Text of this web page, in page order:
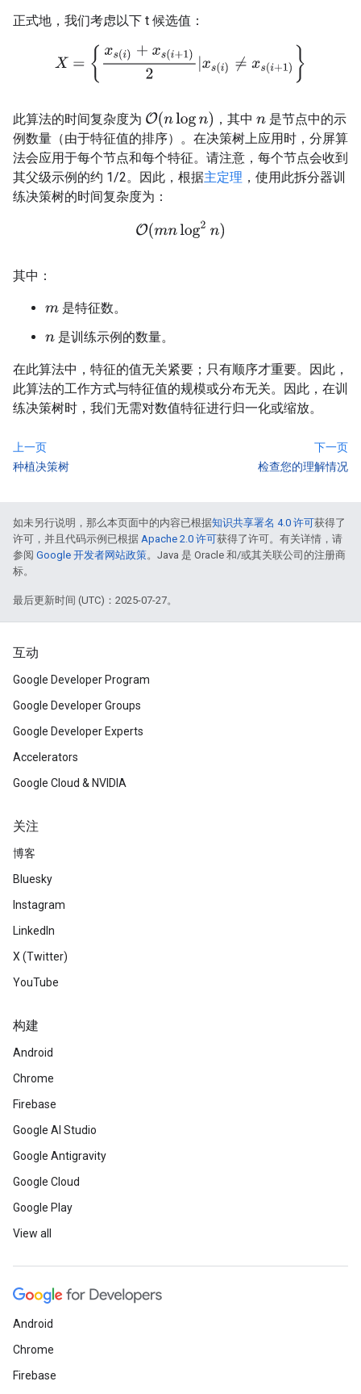
正式地，我们考虑以下 t 候选值：
X ={xs(i +x s(i+1)2|
此算法的时间复杂度为 O(nlogn) ，其中n是节点中的示
例数量（由于特征值的排序）。在决策树上应用时，分屏算
法会应用于每个节点和每个特征。请注意，每个节点会收到
其父级示例的约 1/2。因此，根据主定理 ，使用此拆分器训
练决策树的时间复杂度为：
O(mn log2n )
其中：
m 是特征数。
n是训练示例的数量。
在此算法中，特征的值无关紧要；只有顺序才重要。因此，
此算法的工作方式与特征值的规模或分布无关。因此，在训
练决策树时，我们无需对数值特征进行归一化或缩放。
上一页
种植决策树
下一页
检查您的理解情况
如未另行说明，那么本页面中的内容已根据知识共享署名 4.0 许可获得了
许可，并且代码示例已根据 Apache 2.0 许可获得了许可。有关详情，请
参阅 Google 开发者网站政策。Java 是 Oracle 和/或其关联公司的注册商
标。
最后更新时间 (UTC)：2025-07-27。
互动
Google Developer Program
Google Developer Groups
Google Developer Experts
Accelerators
Google Cloud & NVIDIA
关注
博客
Bluesky
Instagram
LinkedIn
X (Twitter)
YouTube
构建
Android
Chrome
Firebase
Google AI Studio
Google Antigravity
Google Cloud
Google Play
View all
Android
Chrome
Firebase